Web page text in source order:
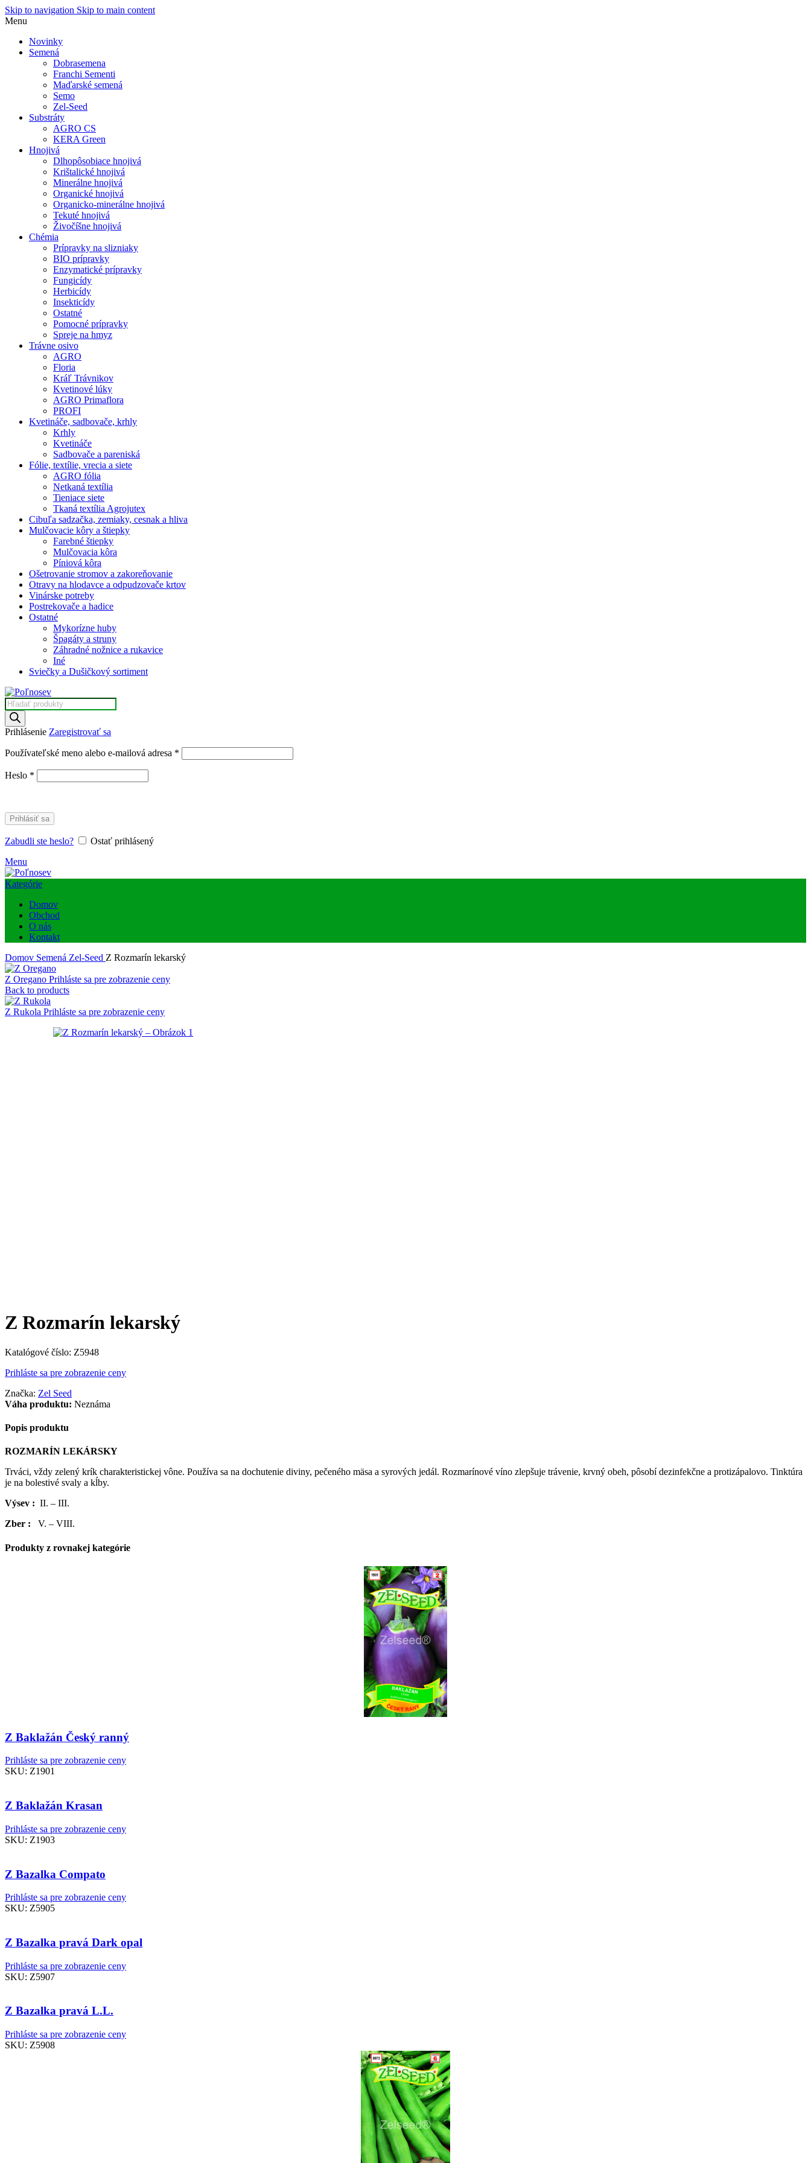
Skip to navigation Skip to main content
Menu
Novinky
Semená
Dobrasemena
Franchi Sementi
Maďarské semená
Semo
Zel-Seed
Substráty
AGRO CS
KERA Green
Hnojivá
Dlhopôsobiace hnojivá
Krištalické hnojivá
Minerálne hnojivá
Organické hnojivá
Organicko-minerálne hnojivá
Tekuté hnojivá
Živočíšne hnojivá
Chémia
Prípravky na slizniaky
BIO prípravky
Enzymatické prípravky
Fungicídy
Herbicídy
Insekticídy
Ostatné
Pomocné prípravky
Spreje na hmyz
Trávne osivo
AGRO
Floria
Kráľ Trávnikov
Kvetinové lúky
AGRO Primaflora
PROFI
Kvetináče, sadbovače, krhly
Krhly
Kvetináče
Sadbovače a pareniská
Fólie, textílie, vrecia a siete
AGRO fólia
Netkaná textília
Tieniace siete
Tkaná textília Agrojutex
Cibuľa sadzačka, zemiaky, cesnak a hliva
Mulčovacie kôry a štiepky
Farebné štiepky
Mulčovacia kôra
Píniová kôra
Ošetrovanie stromov a zakoreňovanie
Otravy na hlodavce a odpudzovače krtov
Vinárske potreby
Postrekovače a hadice
Ostatné
Mykorízne huby
Špagáty a struny
Záhradné nožnice a rukavice
Iné
Sviečky a Dušičkový sortiment
Products
search
Prihlásenie Zaregistrovať sa
Používateľské meno alebo e-mailová adresa *
Heslo *
Prihlásiť sa
Zabudli ste heslo?
Ostať prihlásený
Menu
Kategórie
Domov
Obchod
O nás
Kontakt
Domov Semená Zel-Seed Z Rozmarín lekarský
Z Oregano Prihláste sa pre zobrazenie ceny
Back to products
Z Rukola Prihláste sa pre zobrazenie ceny
Z Rozmarín lekarský
Katalógové číslo: Z5948
Prihláste sa pre zobrazenie ceny
Značka: Zel Seed
Váha produktu: Neznáma
Popis produktu
ROZMARÍN LEKÁRSKY
Trváci, vždy zelený krík charakteristickej vône. Používa sa na dochutenie diviny, pečeného mäsa a syrových jedál. Rozmarínové víno zlepšuje trávenie, krvný obeh, pôsobí dezinfekčne a protizápalovo. Tinktúra
je na bolestivé svaly a kĺby.
Výsev : II. – III.
Zber :
V. – VIII.
Produkty z rovnakej kategórie
Z Baklažán Český ranný
Prihláste sa pre zobrazenie ceny
SKU: Z1901
Z Baklažán Krasan
Prihláste sa pre zobrazenie ceny
SKU: Z1903
Z Bazalka Compato
Prihláste sa pre zobrazenie ceny
SKU: Z5905
Z Bazalka pravá Dark opal
Prihláste sa pre zobrazenie ceny
SKU: Z5907
Z Bazalka pravá L.L.
Prihláste sa pre zobrazenie ceny
SKU: Z5908